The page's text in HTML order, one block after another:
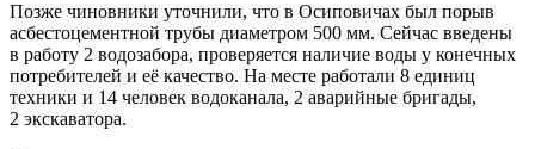
Позже чиновники уточнили, что в Осиповичах был порыв
асбестоцементной трубы диаметром 500 мм. Сейчас введены
в работу 2 водозабора, проверяется наличие воды у конечных
потребителей и её качество. На месте работали 8 единиц
техники и 14 человек водоканала, 2 аварийные бригады,
2 экскаватора.